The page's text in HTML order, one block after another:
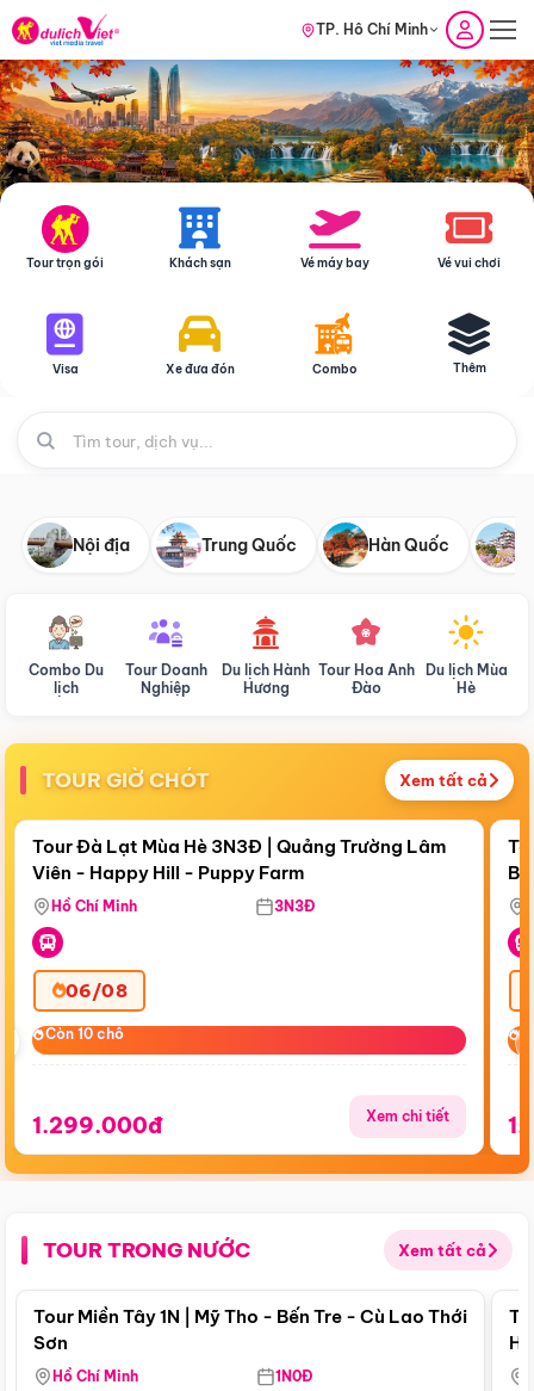
TP. Hồ Chí Minh
Tour trọn gói Khách sạn Vé máy bay Vé vui chơi
Visa Xe đưa đón Combo Thêm
Nội địa Trung Quốc Hàn Quốc
Combo Du
lịch
Tour Doanh
Nghiệp
Du lịch Hành
Hương
Tour Hoa Anh
Đào
Du lịch Mùa
Hè
TOUR GIỜ CHÓT Xem tất cả
Còn20:37:43
Điểm nổi bật
Tour Đà Lạt Mùa Hè 3N3Đ | Quảng Trường Lâm
Viên - Happy Hill - Puppy Farm
Hồ Chí Minh 3N3Đ
06/08
Còn 10 chỗ
Còn 10 chỗ
1.299.000đ Xem chi tiết
TOUR TRONG NƯỚC Xem tất cả
Điểm nổi bật
Tour Miền Tây 1N | Mỹ Tho - Bến Tre - Cù Lao Thới
Sơn
Hồ Chí Minh 1N0Đ